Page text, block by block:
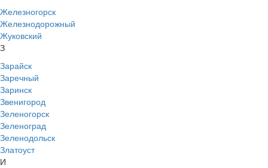
Железногорск
Железнодорожный
Жуковский
З
Зарайск
Заречный
Заринск
Звенигород
Зеленогорск
Зеленоград
Зеленодольск
Златоуст
И